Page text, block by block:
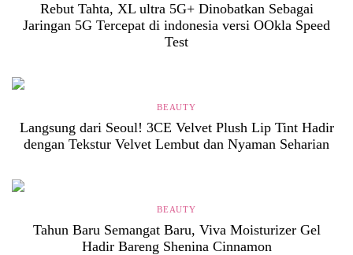
Rebut Tahta, XL ultra 5G+ Dinobatkan Sebagai
Jaringan 5G Tercepat di indonesia versi OOkla Speed
Test
BEAUTY
Langsung dari Seoul! 3CE Velvet Plush Lip Tint Hadir
dengan Tekstur Velvet Lembut dan Nyaman Seharian
BEAUTY
Tahun Baru Semangat Baru, Viva Moisturizer Gel
Hadir Bareng Shenina Cinnamon